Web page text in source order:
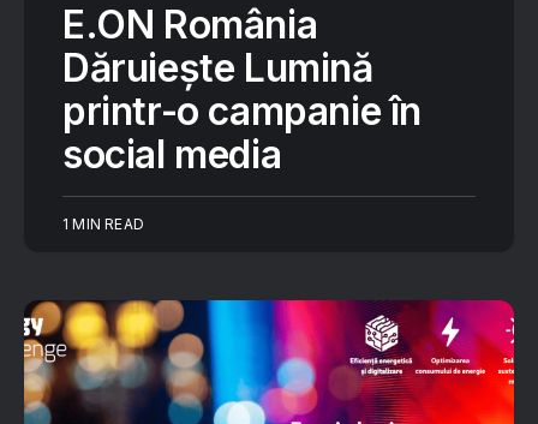
E.ON România
Dăruiește Lumină
printr-o campanie în
social media
1 MIN READ